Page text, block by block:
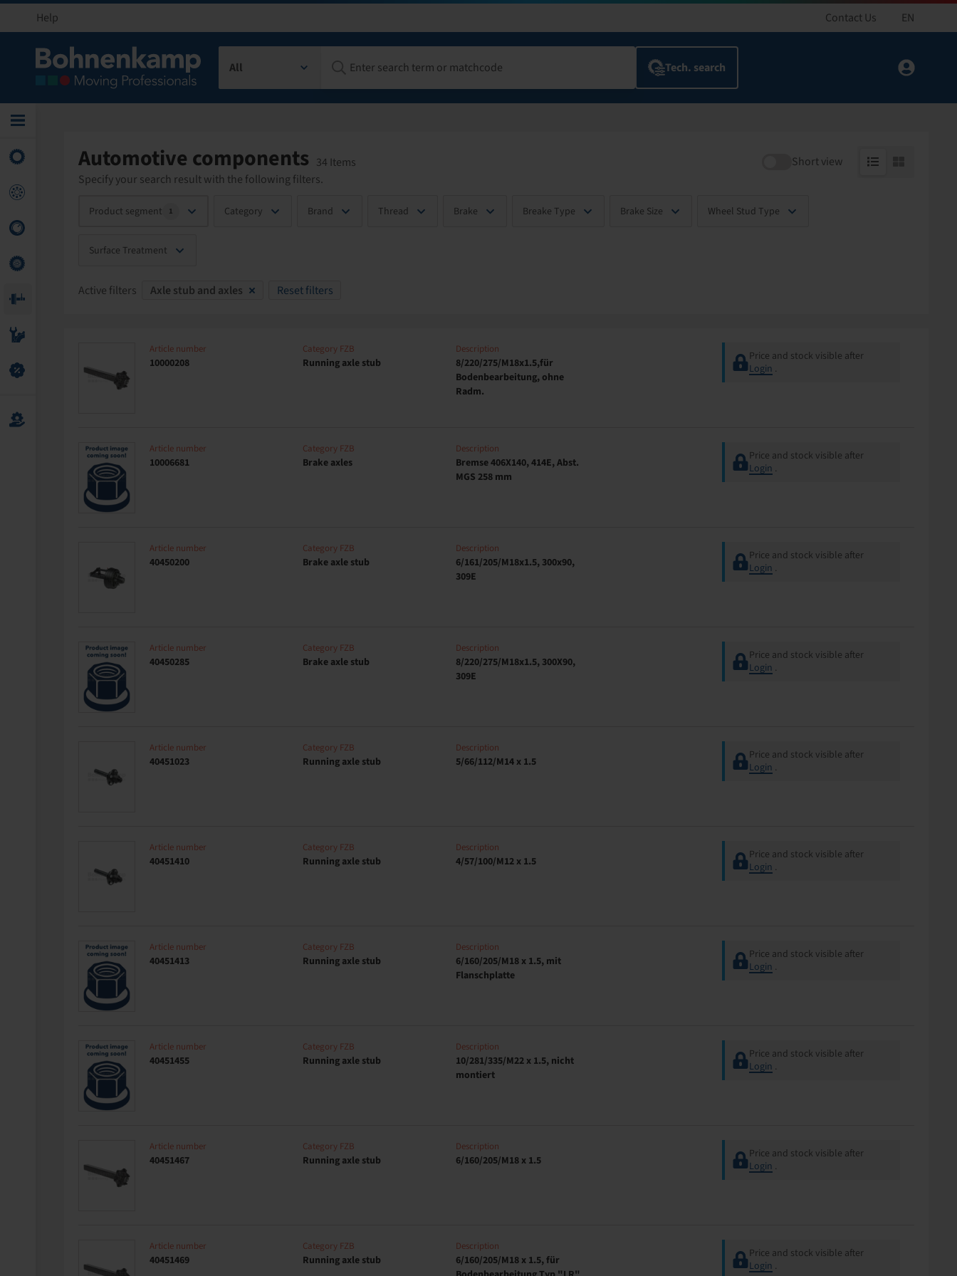
Help Contact Us EN
All
Short view
Automotive components 34 Items
Specify your search result with the following filters.
Product segment 1 Category Brand Thread Brake Breake Type Brake Size Wheel Stud Type
Surface Treatment
Active filters Axle stub and axles Reset filters
Article number
10000208
Category FZB
Running axle stub
Description
8/220/275/M18x1.5,für
Bodenbearbeitung, ohne
Radm.
Price and stock visible after
Login .
Article number
10006681
Category FZB
Brake axles
Description
Bremse 406X140, 414E, Abst.
MGS 258 mm
Price and stock visible after
Login .
Article number
40450200
Category FZB
Brake axle stub
Description
6/161/205/M18x1.5, 300x90,
309E
Price and stock visible after
Login .
Article number
40450285
Category FZB
Brake axle stub
Description
8/220/275/M18x1.5, 300X90,
309E
Price and stock visible after
Login .
Article number
40451023
Category FZB
Running axle stub
Description
5/66/112/M14 x 1.5
Price and stock visible after
Login .
Article number
40451410
Category FZB
Running axle stub
Description
4/57/100/M12 x 1.5
Price and stock visible after
Login .
Article number
40451413
Category FZB
Running axle stub
Description
6/160/205/M18 x 1.5, mit
Flanschplatte
Price and stock visible after
Login .
Article number
40451455
Category FZB
Running axle stub
Description
10/281/335/M22 x 1.5, nicht
montiert
Price and stock visible after
Login .
Article number
40451467
Category FZB
Running axle stub
Description
6/160/205/M18 x 1.5
Price and stock visible after
Login .
Article number
40451469
Category FZB
Running axle stub
Description
6/160/205/M18 x 1.5, für
Price and stock visible after
Login .